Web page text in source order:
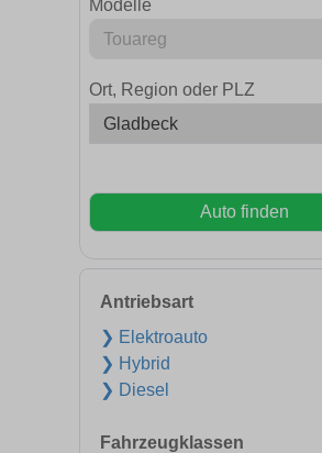
Modelle
Ort, Region oder PLZ
Auto finden
Antriebsart
❯ Elektroauto
❯ Hybrid
❯ Diesel
Fahrzeugklassen